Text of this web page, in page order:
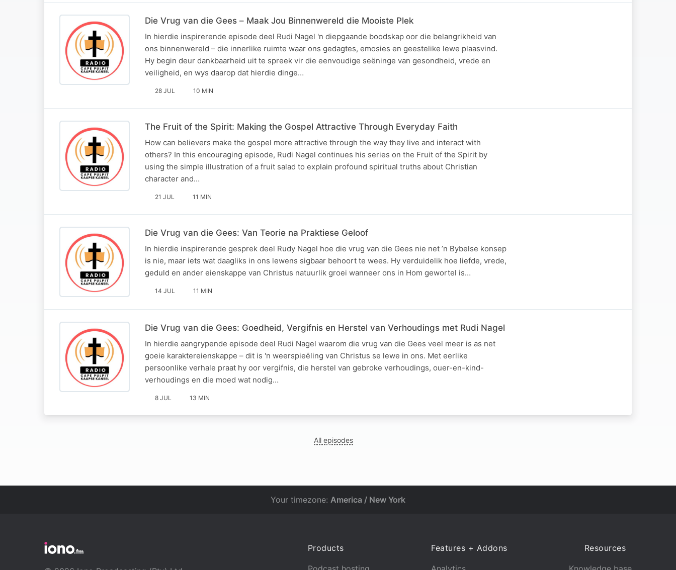
Die Vrug van die Gees – Maak Jou Binnenwereld die Mooiste Plek
In hierdie inspirerende episode deel Rudi Nagel 'n diepgaande boodskap oor die belangrikheid van
ons binnenwereld – die innerlike ruimte waar ons gedagtes, emosies en geestelike lewe plaasvind.
Hy begin deur dankbaarheid uit te spreek vir die eenvoudige seëninge van gesondheid, vrede en
veiligheid, en wys daarop dat hierdie dinge…
28 JUL 10 MIN
The Fruit of the Spirit: Making the Gospel Attractive Through Everyday Faith
How can believers make the gospel more attractive through the way they live and interact with
others? In this encouraging episode, Rudi Nagel continues his series on the Fruit of the Spirit by
using the simple illustration of a fruit salad to explain profound spiritual truths about Christian
character and…
21 JUL 11 MIN
Die Vrug van die Gees: Van Teorie na Praktiese Geloof
In hierdie inspirerende gesprek deel Rudy Nagel hoe die vrug van die Gees nie net ’n Bybelse konsep
is nie, maar iets wat daagliks in ons lewens sigbaar behoort te wees. Hy verduidelik hoe liefde, vrede,
geduld en ander eienskappe van Christus natuurlik groei wanneer ons in Hom gewortel is…
14 JUL 11 MIN
Die Vrug van die Gees: Goedheid, Vergifnis en Herstel van Verhoudings met Rudi Nagel
In hierdie aangrypende episode deel Rudi Nagel waarom die vrug van die Gees veel meer is as net
goeie karaktereienskappe – dit is 'n weerspieëling van Christus se lewe in ons. Met eerlike
persoonlike verhale praat hy oor vergifnis, die herstel van gebroke verhoudings, ouer-en-kind-
verhoudings en die moed wat nodig…
8 JUL 13 MIN
All episodes
Your timezone: America / New York
Products Features + Addons Resources